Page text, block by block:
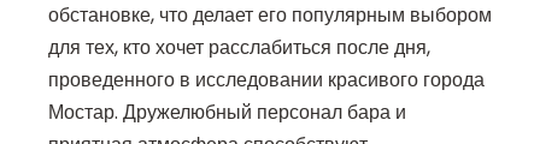
обстановке, что делает его популярным выбором
для тех, кто хочет расслабиться после дня,
проведенного в исследовании красивого города
Мостар. Дружелюбный персонал бара и